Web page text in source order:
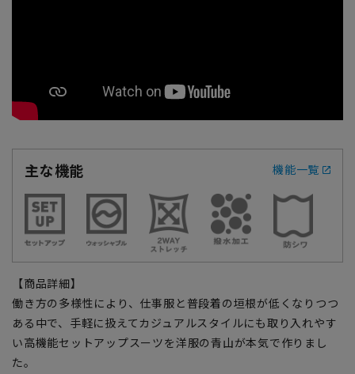
主な機能 機能一覧
【商品詳細】
働き方の多様性により、仕事服と普段着の垣根が低くなりつつ
ある中で、手軽に扱えてカジュアルスタイルにも取り入れやす
い高機能セットアップスーツを洋服の青山が本気で作りまし
た。